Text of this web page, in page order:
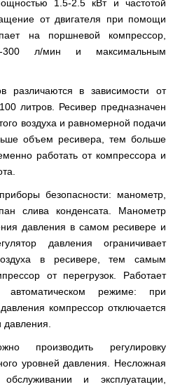
1.5-2.5 кВт и частотой
от двигателя при помощи
на поршневой компрессор,
300 л/мин и максимальным
различаются в зависимости от
литров. Ресивер предназначен
воздуха и равномерной подачи
объем ресивера, тем больше
работать от компрессора и
безопасности: манометр,
слива конденсата. Манометр
давления в самом ресивере и
давления ограничивает
в ресивере, тем самым
от перегрузок. Работает
режиме: при
компрессор отключается
производить регулировку
уровней давления. Несложная
и эксплуатации,